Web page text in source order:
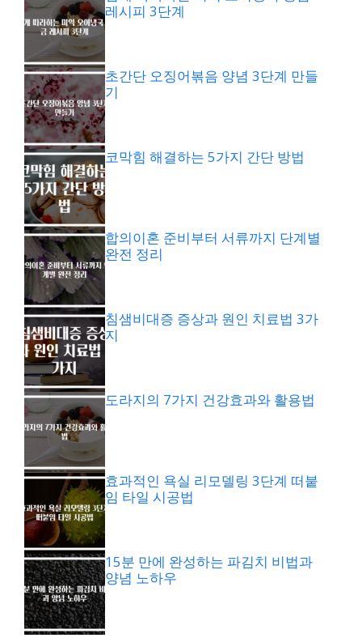
레시피 3단계
초간단 오징어볶음 양념 3단계 만들
기
코막힘 해결하는 5가지 간단 방법
합의이혼 준비부터 서류까지 단계별
완전 정리
침샘비대증 증상과 원인 치료법 3가
지
도라지의 7가지 건강효과와 활용법
효과적인 욕실 리모델링 3단계 떠붙
임 타일 시공법
15분 만에 완성하는 파김치 비법과
양념 노하우